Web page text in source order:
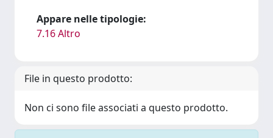
Appare nelle tipologie:
7.16 Altro
File in questo prodotto:
Non ci sono file associati a questo prodotto.